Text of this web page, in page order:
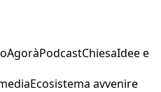
AgoràPodcastChiesaIdee e
Ecosistema avvenire